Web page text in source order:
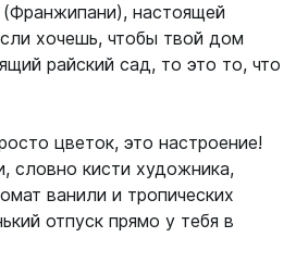
настоящей
хочешь, чтобы твой дом
райский сад, то это то, что
цветок, это настроение!
словно кисти художника,
ванили и тропических
отпуск прямо у тебя в